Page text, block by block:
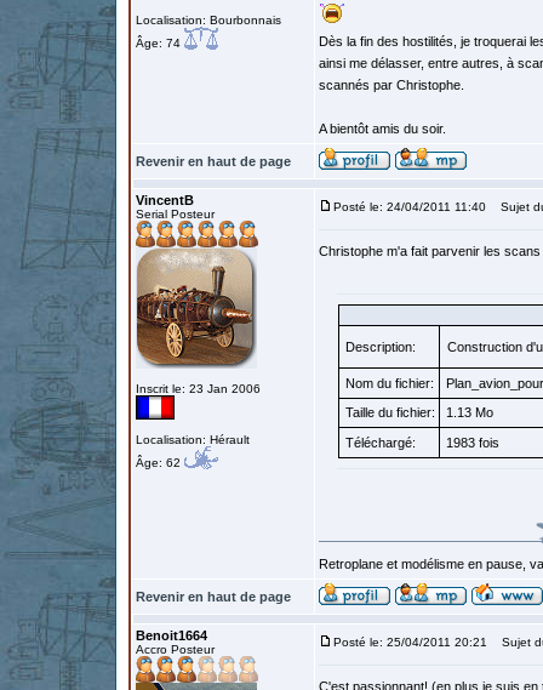
Localisation: Bourbonnais
Âge: 74
Dès la fin des hostilités, je troquerai
ainsi me délasser, entre autres, à
scannés par Christophe.
A bientôt amis du soir.
Revenir en haut de page
VincentB
Serial Posteur
Inscrit le: 23 Jan 2006
Localisation: Hérault
Âge: 62
Posté le: 24/04/2011 11:40 Sujet
Christophe m'a fait parvenir les
Description: Construction
Nom du fichier:
Taille du fichier:
1.13 Mo
Téléchargé: 1983 fois
Retroplane et modélisme en pause,
Revenir en haut de page
Benoit1664
Accro Posteur
Posté le: 25/04/2011 20:21 Sujet
C'est passionnant! (en plus je suis